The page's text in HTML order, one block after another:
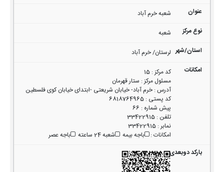
شعبه خرم آباد
شعبه
لرستان/ خرم آباد
کد مرکز:
15
مسئول مرکز: ستار قهرمان
آدرس:خرم آباد- خیابان شریعتی -ابتدای خیابان کوی فلسطین
کد پستی :
6818764965
پیش شماره :
66
تلفن :
33422915
نمابر:
33422915
امکانات: باجه بیمه شعبه 24 ساعته باجه عصر